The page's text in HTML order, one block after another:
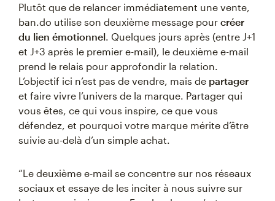
Plutôt que de relancer immédiatement une vente,
ban.do utilise son deuxième message pour créer
du lien émotionnel . Quelques jours après (entre J+1
et J+3 après le premier e-mail), le deuxième e-mail
prend le relais pour approfondir la relation.
L’objectif ici n’est pas de vendre, mais de partager
et faire vivre l’univers de la marque. Partager qui
vous êtes, ce qui vous inspire, ce que vous
défendez, et pourquoi votre marque mérite d’être
suivie au-delà d’un simple achat.
“Le deuxième e-mail se concentre sur nos réseaux
sociaux et essaye de les inciter à nous suivre sur